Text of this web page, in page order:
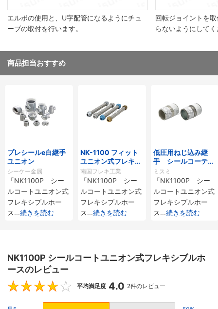
エルボの使用と、U字配管になるようにチュ
ーブの取付を行います。
回転ジョイントを
らないようにして
商品担当おすすめ
プレシールe白継手
ユニオン
シーケー金属
「NK1100P シー
ルコートユニオン式
フレキシブルホー
ス...続きを読む
NK-1100 フィット
ユニオン式フレキシ
ブルホース
南国フレキ工業
「NK1100P シー
ルコートユニオン式
フレキシブルホー
ス...続きを読む
低圧用ねじ込み継
手 シールコーティ
ング付 丸ニップル
ミスミ
「NK1100P シー
ルコートユニオン式
フレキシブルホー
ス...続きを読む
NK1100P シールコートユニオン式フレキシブルホ
ースのレビュー
4
平均満足度 4.0 2件のレビュー